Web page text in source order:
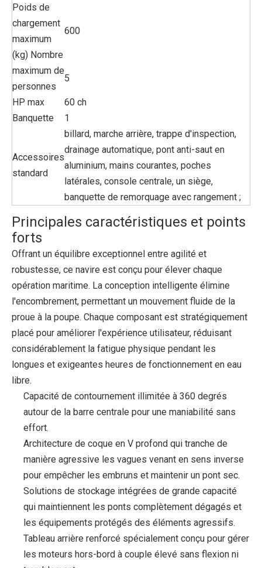
Poids de
chargement
maximum
(kg) Nombre
600
maximum de
personnes
5
HP max
60 ch
Banquette
1
Accessoires
standard
billard, marche arrière, trappe d'inspection,
drainage automatique, pont anti-saut en
aluminium, mains courantes, poches
latérales, console centrale, un siège,
banquette de remorquage avec rangement ;
Principales caractéristiques et points
forts
Offrant un équilibre exceptionnel entre agilité et
robustesse, ce navire est conçu pour élever chaque
opération maritime. La conception intelligente élimine
l'encombrement, permettant un mouvement fluide de la
proue à la poupe. Chaque composant est stratégiquement
placé pour améliorer l'expérience utilisateur, réduisant
considérablement la fatigue physique pendant les
longues et exigeantes heures de fonctionnement en eau
libre.
Capacité de contournement illimitée à 360 degrés
autour de la barre centrale pour une maniabilité sans
effort.
Architecture de coque en V profond qui tranche de
manière agressive les vagues venant en sens inverse
pour empêcher les embruns et maintenir un pont sec.
Solutions de stockage intégrées de grande capacité
qui maintiennent les ponts complètement dégagés et
les équipements protégés des éléments agressifs.
Tableau arrière renforcé spécialement conçu pour gérer
les moteurs hors-bord à couple élevé sans flexion ni